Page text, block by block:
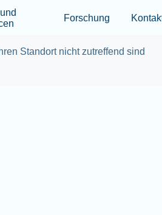
Skip to main content
Forschung
Standort nicht zutreffend sind